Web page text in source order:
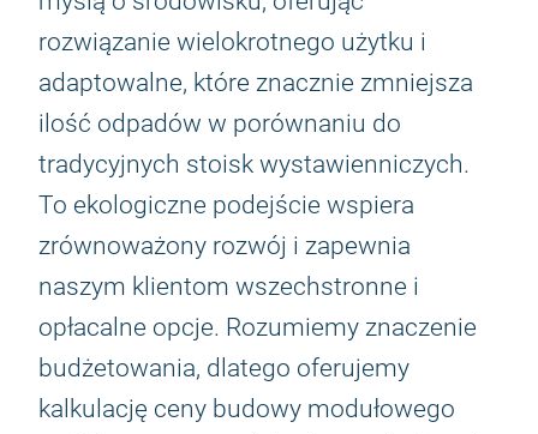
rozwiązanie wielokrotnego użytku i
adaptowalne, które znacznie zmniejsza
ilość odpadów w porównaniu do
tradycyjnych stoisk wystawienniczych.
To ekologiczne podejście wspiera
zrównoważony rozwój i zapewnia
naszym klientom wszechstronne i
opłacalne opcje. Rozumiemy znaczenie
budżetowania, dlatego oferujemy
kalkulację ceny budowy modułowego